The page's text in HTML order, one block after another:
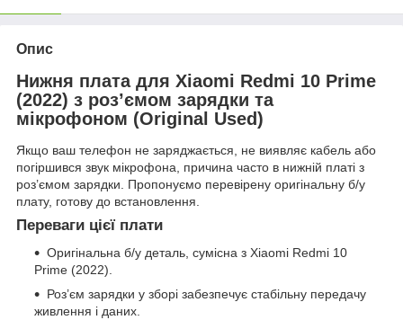
Опис
Нижня плата для Xiaomi Redmi 10 Prime
(2022) з роз’ємом зарядки та
мікрофоном (Original Used)
Якщо ваш телефон не заряджається, не виявляє кабель або
погіршився звук мікрофона, причина часто в нижній платі з
роз’ємом зарядки. Пропонуємо перевірену оригінальну б/у
плату, готову до встановлення.
Переваги цієї плати
Оригінальна б/у деталь, сумісна з Xiaomi Redmi 10
Prime (2022).
Роз’єм зарядки у зборі забезпечує стабільну передачу
живлення і даних.